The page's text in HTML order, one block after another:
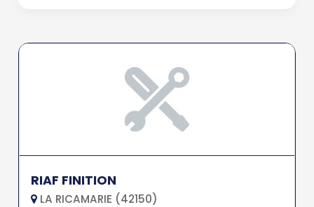
RIAF FINITION
LA RICAMARIE (42150)